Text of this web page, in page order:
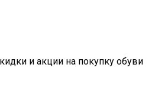
и акции на покупку обуви